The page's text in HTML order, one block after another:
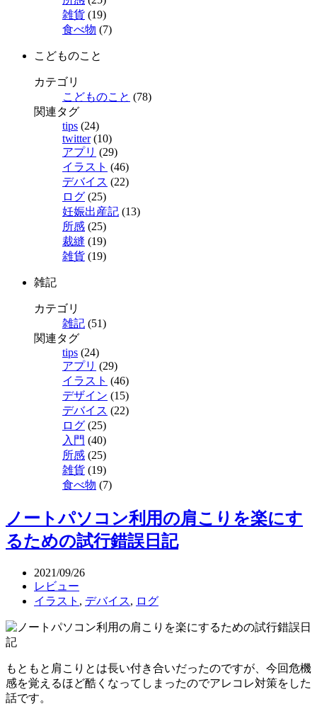
雑貨 (19)
食べ物 (7)
こどものこと
カテゴリ
こどものこと (78)
関連タグ
tips (24)
twitter(10)
アプリ (29)
イラスト (46)
デバイス (22)
ログ (25)
妊娠出産記 (13)
所感 (25)
裁縫 (19)
雑貨 (19)
雑記
カテゴリ
雑記 (51)
関連タグ
tips (24)
アプリ (29)
イラスト (46)
デザイン (15)
デバイス (22)
ログ (25)
入門 (40)
所感 (25)
雑貨 (19)
食べ物 (7)
ノートパソコン利用の肩こりを楽にす
るための試行錯誤日記
2021/09/26
レビュー
イラスト , デバイス, ログ
もともと肩こりとは長い付き合いだったのですが、今回危機
感を覚えるほど酷くなってしまったのでアレコレ対策をした
話です。